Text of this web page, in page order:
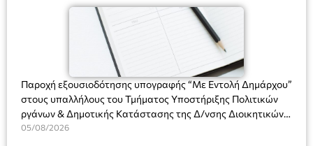
Πλαστήρα), E&G Mini market (Δημοκρατίας 39 Ιεράπετρα)
και στο more.com Χώρος: 3ο Γυμνάσιο Ιεράπετρας
(Είσοδος ΕΠΑ.Λ.) Έναρξη 21:15 Οργάνωση: ΚΝΩΣΟΣ
ΘΕΑΤΡΙΚΕΣ ΠΑΡΑΓΩΓΕΣ ΕΕ
(Ν. 5314/2026).»
Παροχή εξουσιοδότησης υπογραφής “Με Εντολή Δημάρχου”
στους υπαλλήλους του Τμήματος Υποστήριξης Πολιτικών
ργάνων & Δημοτικής Κατάστασης της Δ/νσης Διοικητικών
Υπηρεσιών για αποφάσεις, πιστοποιητικά, πράξεις και
05/08/2026